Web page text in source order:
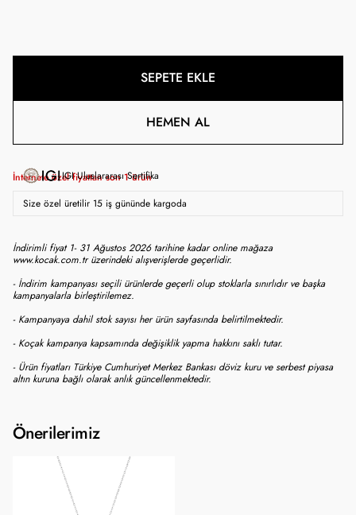
SEPETE EKLE
HEMEN AL
İnternete özel fiyattan son1ürün
IGI Uluslararası Sertifika
Size özel üretilir 15 iş gününde kargoda
İndirimli fiyat 1- 31 Ağustos 2026 tarihine kadar online mağaza
www.kocak.com.tr üzerindeki alışverişlerde geçerlidir.
- İndirim kampanyası seçili ürünlerde geçerli olup stoklarla sınırlıdır ve başka
kampanyalarla birleştirilemez.
- Kampanyaya dahil stok sayısı her ürün sayfasında belirtilmektedir.
- Koçak kampanya kapsamında değişiklik yapma hakkını saklı tutar.
- Ürün fiyatları Türkiye Cumhuriyet Merkez Bankası döviz kuru ve serbest piyasa
altın kuruna bağlı olarak anlık güncellenmektedir.
Önerilerimiz